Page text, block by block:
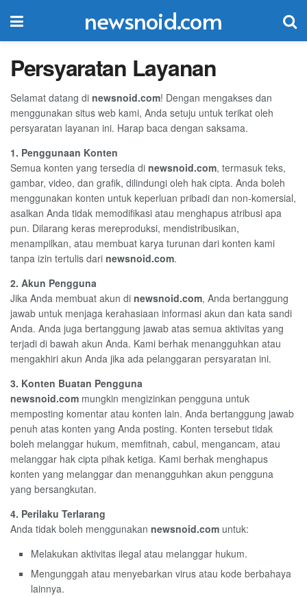
newsnoid.com
Persyaratan Layanan
Selamat datang di newsnoid.com! Dengan mengakses dan
menggunakan situs web kami, Anda setuju untuk terikat oleh
persyaratan layanan ini. Harap baca dengan saksama.
1. Penggunaan Konten
Semua konten yang tersedia di newsnoid.com, termasuk teks,
gambar, video, dan grafik, dilindungi oleh hak cipta. Anda boleh
menggunakan konten untuk keperluan pribadi dan non-komersial,
asalkan Anda tidak memodifikasi atau menghapus atribusi apa
pun. Dilarang keras mereproduksi, mendistribusikan,
menampilkan, atau membuat karya turunan dari konten kami
tanpa izin tertulis dari newsnoid.com.
2. Akun Pengguna
Jika Anda membuat akun di newsnoid.com, Anda bertanggung
jawab untuk menjaga kerahasiaan informasi akun dan kata sandi
Anda. Anda juga bertanggung jawab atas semua aktivitas yang
terjadi di bawah akun Anda. Kami berhak menangguhkan atau
mengakhiri akun Anda jika ada pelanggaran persyaratan ini.
3. Konten Buatan Pengguna
newsnoid.com mungkin mengizinkan pengguna untuk
memposting komentar atau konten lain. Anda bertanggung jawab
penuh atas konten yang Anda posting. Konten tersebut tidak
boleh melanggar hukum, memfitnah, cabul, mengancam, atau
melanggar hak cipta pihak ketiga. Kami berhak menghapus
konten yang melanggar dan menangguhkan akun pengguna
yang bersangkutan.
4. Perilaku Terlarang
Anda tidak boleh menggunakan newsnoid.com untuk:
Melakukan aktivitas ilegal atau melanggar hukum.
Mengunggah atau menyebarkan virus atau kode berbahaya
lainnya.